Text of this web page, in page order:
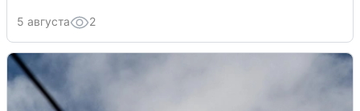
5 августа 2